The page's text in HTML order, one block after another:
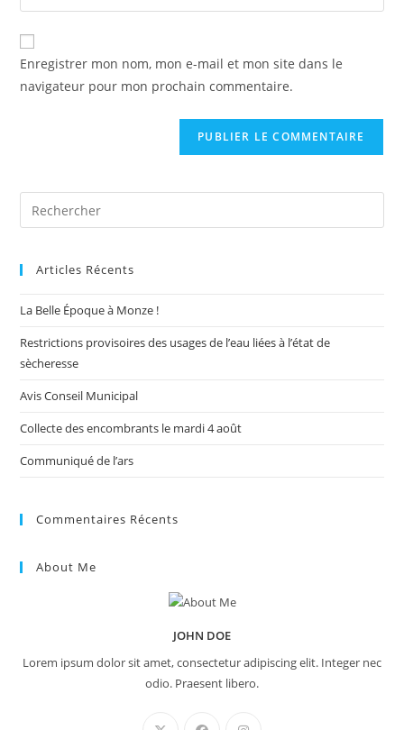
comment
comment
l’URL
de
votre
(facultatif)
Enregistrer mon nom, mon e-mail et mon site dans le
navigateur pour mon prochain commentaire.
Articles Récents
La Belle Époque à Monze !
Restrictions provisoires des usages de l’eau liées à l’état de
sècheresse
Avis Conseil Municipal
Collecte des encombrants le mardi 4 août
Communiqué de l’ars
Commentaires Récents
About Me
JOHN DOE
Lorem ipsum dolor sit amet, consectetur adipiscing elit. Integer nec
odio. Praesent libero.